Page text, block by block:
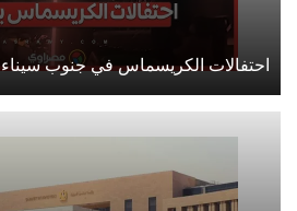
احتفالات الكريسماس في جنوب سيناء